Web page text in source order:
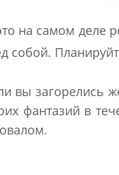
на самом деле
собой.
вы загорелись
фантазий в